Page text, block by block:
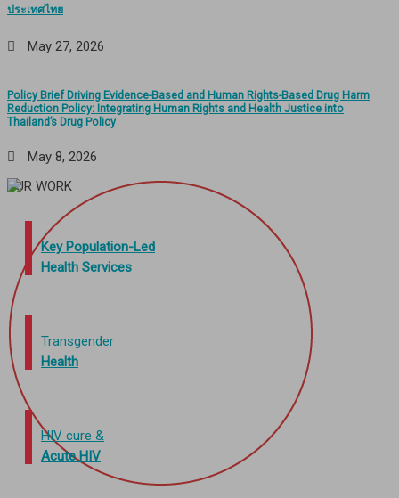
ประเทศไทย
May 27, 2026
Policy Brief Driving Evidence-Based and Human Rights-Based Drug Harm
Reduction Policy: Integrating Human Rights and Health Justice into
Thailand’s Drug Policy
May 8, 2026
OUR WORK
Key Population-Led
Health Services
Transgender
Health
HIV cure &
Acute HIV